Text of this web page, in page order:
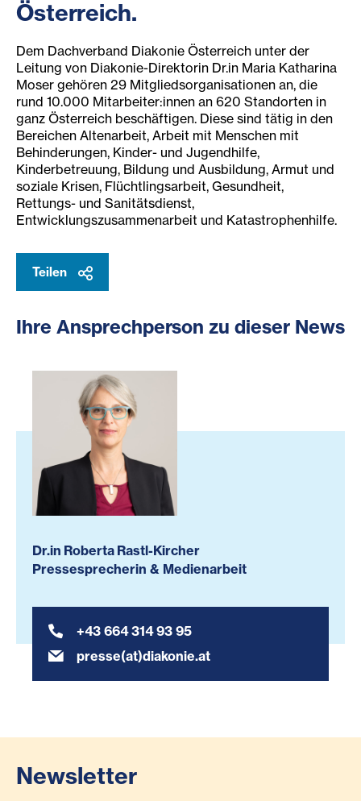
Österreich.
Dem Dachverband Diakonie Österreich unter der
Leitung von Diakonie-Direktorin Dr.in Maria Katharina
Moser gehören 29 Mitgliedsorganisationen an, die
rund 10.000 Mitarbeiter:innen an 620 Standorten in
ganz Österreich beschäftigen. Diese sind tätig in den
Bereichen Altenarbeit, Arbeit mit Menschen mit
Behinderungen, Kinder- und Jugendhilfe,
Kinderbetreuung, Bildung und Ausbildung, Armut und
soziale Krisen, Flüchtlingsarbeit, Gesundheit,
Rettungs- und Sanitätsdienst,
Entwicklungszusammenarbeit und Katastrophenhilfe.
Teilen
Ihre Ansprechperson zu dieser News
Dr.in Roberta Rastl-Kircher
Pressesprecherin & Medienarbeit
+43 664 314 93 95
presse(at)diakonie.at
Newsletter